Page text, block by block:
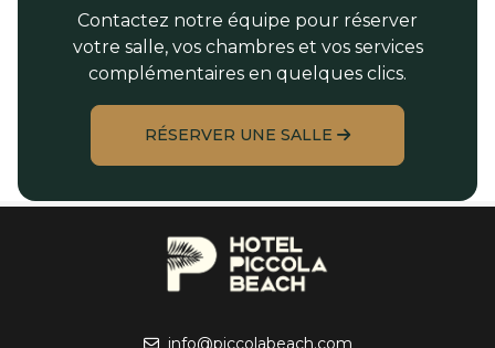
Contactez notre équipe pour réserver
votre salle, vos chambres et vos services
complémentaires en quelques clics.
RÉSERVER UNE SALLE